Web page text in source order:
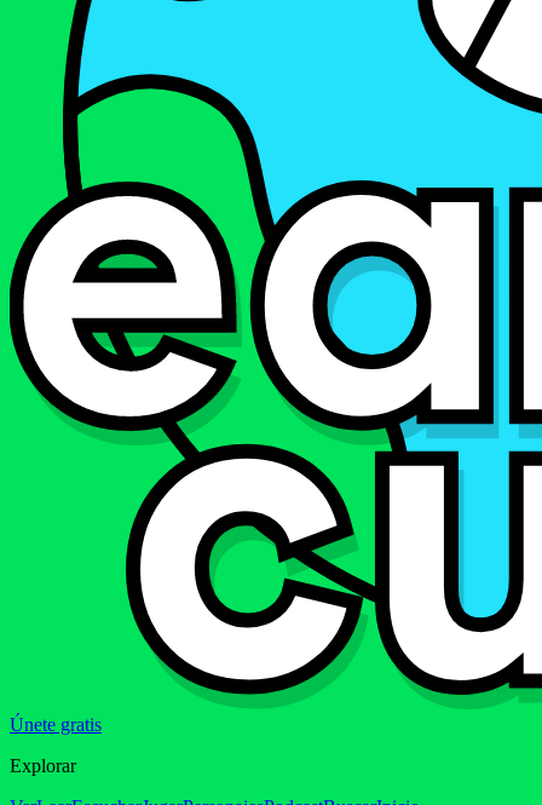
Únete gratis
Explorar